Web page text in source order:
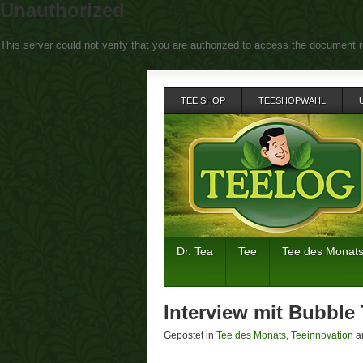
Unauthorized
This server could not verify that you are authorized to access the document
TEE SHOP TEESHOPWAHL
Dr. Tea Tee Tee des Monats
Interview mit Bubble
Gepostet in Tee des Monats, Teeinnovation